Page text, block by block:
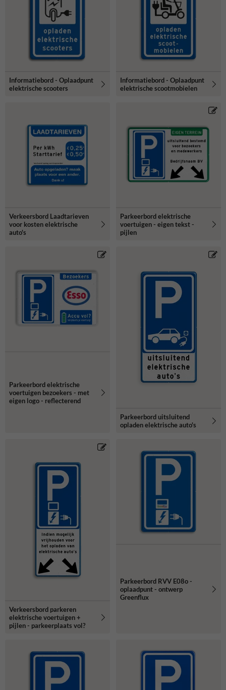
Informatiebord - Oplaadpunt
elektrische scooters
Informatiebord - Oplaadpunt
elektrische scootmobielen
Verkeersbord Laadtarieven
voor kosten elektrische
auto's
Parkeerbord elektrische
voertuigen - eigen tekst -
pijlen
Parkeerbord elektrische
voertuigen bezoekers - met
eigen logo - reflecterend
Parkeerbord uitsluitend
opladen elektrische auto's
Verkeersbord parkeren
elektrische voertuigen +
pijlen - parkeerplaats vol?
Parkeerbord RVV E08o -
oplaadpunt - ontwerp
Greenflux